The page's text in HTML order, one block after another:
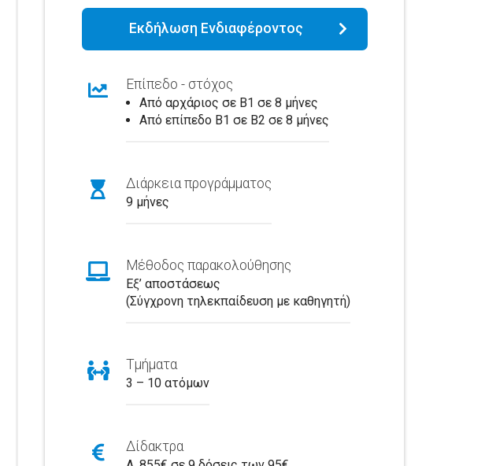
Εκδήλωση Ενδιαφέροντος
Επίπεδο - στόχος
Από αρχάριος σε B1 σε 8 μήνες
Από επίπεδο Β1 σε B2 σε 8 μήνες
Διάρκεια προγράμματος
9 μήνες
Μέθοδος παρακολούθησης
Εξ’ αποστάσεως
(Σύγχρονη τηλεκπαίδευση με καθηγητή)
Τμήματα
3 – 10 ατόμων
Δίδακτρα